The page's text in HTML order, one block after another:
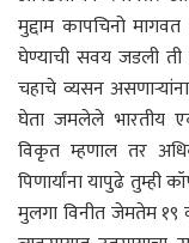
मुद्दाम कापचिनो
घेण्याची सवय जडली ती
चहाचे व्यसन
घेता जमलेले भारतीय
विकृत म्हणाल तर
पिणार्यांना यापुढे तुम्ही
मुलगा विनीत जेमतेम १९